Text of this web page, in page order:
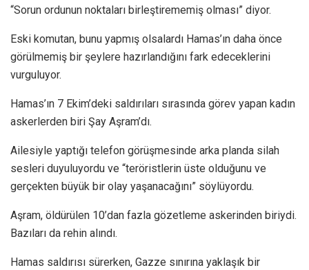
“Sorun ordunun noktaları birleştirememiş olması” diyor.
Eski komutan, bunu yapmış olsalardı Hamas’ın daha önce
görülmemiş bir şeylere hazırlandığını fark edeceklerini
vurguluyor.
Hamas’ın 7 Ekim’deki saldırıları sırasında görev yapan kadın
askerlerden biri Şay Aşram’dı.
Ailesiyle yaptığı telefon görüşmesinde arka planda silah
sesleri duyuluyordu ve “teröristlerin üste olduğunu ve
gerçekten büyük bir olay yaşanacağını” söylüyordu.
Aşram, öldürülen 10’dan fazla gözetleme askerinden biriydi.
Bazıları da rehin alındı.
Hamas saldırısı sürerken, Gazze sınırına yaklaşık bir